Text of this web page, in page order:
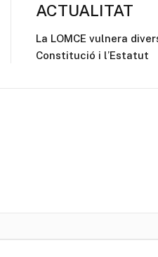
ACTUALITAT
La LOMCE vulnera
Constitució i l’Estatut